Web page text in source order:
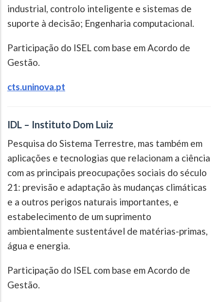
industrial, controlo inteligente e sistemas de
suporte à decisão; Engenharia computacional.
Participação do ISEL com base em Acordo de
Gestão.
cts.uninova.pt
IDL – Instituto Dom Luiz
Pesquisa do Sistema Terrestre, mas também em
aplicações e tecnologias que relacionam a ciência
com as principais preocupações sociais do século
21: previsão e adaptação às mudanças climáticas
e a outros perigos naturais importantes, e
estabelecimento de um suprimento
ambientalmente sustentável de matérias-primas,
água e energia.
Participação do ISEL com base em Acordo de
Gestão.